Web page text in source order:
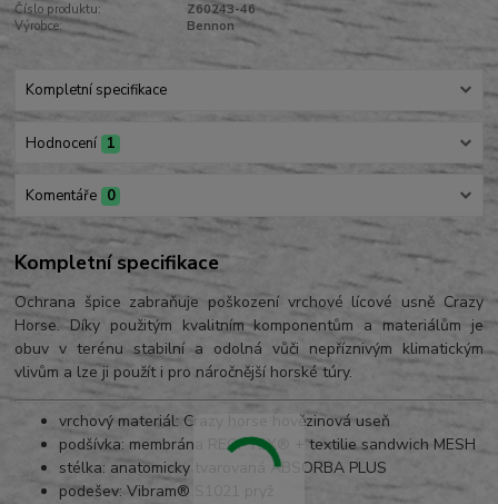
Číslo produktu:
Z60243-46
Výrobce:
Bennon
Kompletní specifikace
Hodnocení 1
Komentáře 0
Kompletní specifikace
Ochrana špice zabraňuje poškození vrchové lícové usně Crazy
Horse. Díky použitým kvalitním komponentům a materiálům je
obuv v terénu stabilní a odolná vůči nepříznivým klimatickým
vlivům a lze ji použít i pro náročnější horské túry.
vrchový materiál: Crazy horse hovězinová useň
podšívka: membrána REGI-TEX® + textilie sandwich MESH
stélka: anatomicky tvarovaná ABSORBA PLUS
podešev: Vibram® S1021 pryž